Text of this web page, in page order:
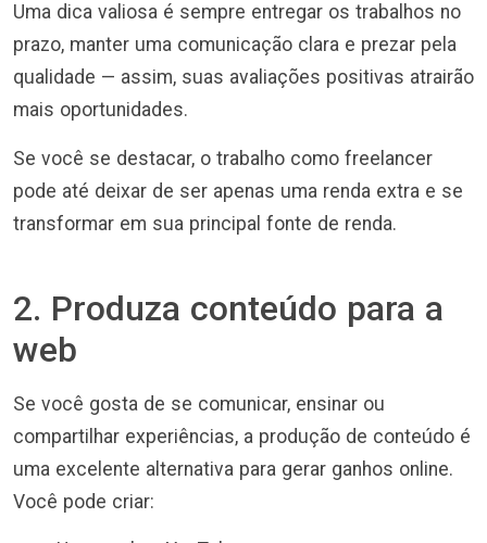
Uma dica valiosa é sempre entregar os trabalhos no
prazo, manter uma comunicação clara e prezar pela
qualidade — assim, suas avaliações positivas atrairão
mais oportunidades.
Se você se destacar, o trabalho como freelancer
pode até deixar de ser apenas uma renda extra e se
transformar em sua principal fonte de renda.
2. Produza conteúdo para a
web
Se você gosta de se comunicar, ensinar ou
compartilhar experiências, a produção de conteúdo é
uma excelente alternativa para gerar ganhos online.
Você pode criar: